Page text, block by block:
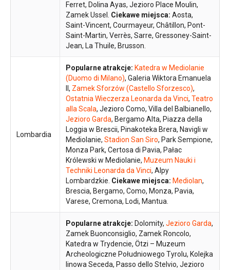
Ferret, Dolina Ayas, Jezioro Place Moulin,
Zamek Ussel. Ciekawe miejsca: Aosta,
Saint-Vincent, Courmayeur, Châtillon, Pont-
Saint-Martin, Verrès, Sarre, Gressoney-Saint-
Jean, La Thuile, Brusson.
Lombardia
Popularne atrakcje: Katedra w Mediolanie
(Duomo di Milano), Galeria Wiktora Emanuela
II, Zamek Sforzów (Castello Sforzesco),
Ostatnia Wieczerza Leonarda da Vinci, Teatro
alla Scala, Jezioro Como, Villa del Balbianello,
Jezioro Garda, Bergamo Alta, Piazza della
Loggia w Brescii, Pinakoteka Brera, Navigli w
Mediolanie, Stadion San Siro, Park Sempione,
Monza Park, Certosa di Pavia, Pałac
Królewski w Mediolanie, Muzeum Nauki i
Techniki Leonarda da Vinci, Alpy
Lombardzkie. Ciekawe miejsca: Mediolan,
Brescia, Bergamo, Como, Monza, Pavia,
Varese, Cremona, Lodi, Mantua.
Popularne atrakcje: Dolomity, Jezioro Garda,
Zamek Buonconsiglio, Zamek Roncolo,
Katedra w Trydencie, Ötzi – Muzeum
Archeologiczne Południowego Tyrolu, Kolejka
linowa Seceda, Passo dello Stelvio, Jezioro